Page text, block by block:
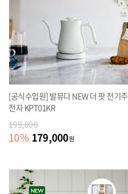
[공식수입원] 발뮤다 NEW 더 팟 전기주
전자 KPT01KR
199,000
10% 179,000원